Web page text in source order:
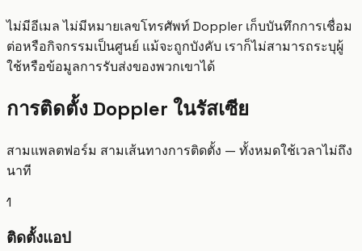
ไม่มีอีเมล ไม่มีหมายเลขโทรศัพท์ Doppler เก็บบันทึกการเชื่อม
ต่อหรือกิจกรรมเป็นศูนย์ แม้จะถูกบังคับ เราก็ไม่สามารถระบุผู้
ใช้หรือข้อมูลการรับส่งของพวกเขาได้
การติดตั้ง Doppler ในรัสเซีย
สามแพลตฟอร์ม สามเส้นทางการติดตั้ง — ทั้งหมดใช้เวลาไม่ถึง
นาที
1
ติดตั้งแอป